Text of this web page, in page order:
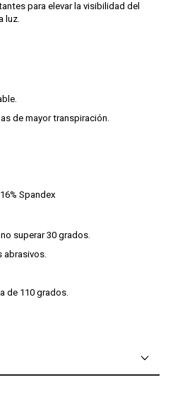
para elevar la visibilidad del
luz.
de mayor transpiración.
Spandex
superar 30 grados.
abrasivos.
de 110 grados.